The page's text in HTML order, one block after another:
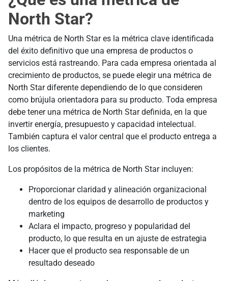
North Star?
Una métrica de North Star es la métrica clave identificada
del éxito definitivo que una empresa de productos o
servicios está rastreando. Para cada empresa orientada al
crecimiento de productos, se puede elegir una métrica de
North Star diferente dependiendo de lo que consideren
como brújula orientadora para su producto. Toda empresa
debe tener una métrica de North Star definida, en la que
invertir energía, presupuesto y capacidad intelectual.
También captura el valor central que el producto entrega a
los clientes.
Los propósitos de la métrica de North Star incluyen:
Proporcionar claridad y alineación organizacional
dentro de los equipos de desarrollo de productos y
marketing
Aclara el impacto, progreso y popularidad del
producto, lo que resulta en un ajuste de estrategia
Hacer que el producto sea responsable de un
resultado deseado